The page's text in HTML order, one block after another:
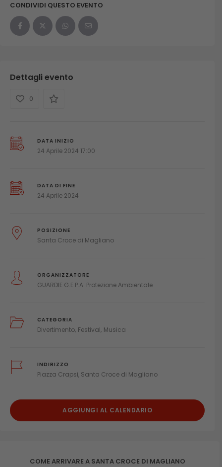
CONDIVIDI QUESTO EVENTO
Dettagli evento
0
DATA INIZIO
24 Aprile 2024 17:00
DATA DI FINE
24 Aprile 2024
POSIZIONE
Santa Croce di Magliano
ORGANIZZATORE
GUARDIE G.E.P.A. Protezione Ambientale
CATEGORIA
Divertimento Festival Musica
INDIRIZZO
Piazza Crapsi, Santa Croce di Magliano
AGGIUNGI AL CALENDARIO
COME ARRIVARE A SANTA CROCE DI MAGLIANO